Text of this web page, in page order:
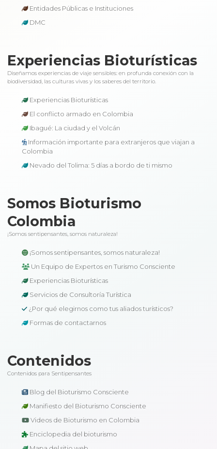
Entidades Públicas e Instituciones
DMC
Experiencias Bioturísticas
Diseñamos experiencias de viaje sensibles: en profunda conexión con la
biodiversidad, las culturas vivas y los saberes del territorio.
Experiencias Bioturísticas
El conflicto armado en Colombia
Ibagué: La ciudad y el Volcán
Información importante para extranjeros que viajan a
Colombia
Nevado del Tolima: 5 días a bordo de ti mismo
Somos Bioturismo
Colombia
¡Somos sentipensantes, somos naturaleza!
¡Somos sentipensantes, somos naturaleza!
Un Equipo de Expertos en Turismo Consciente
Experiencias Bioturísticas
Servicios de Consultoría Turística
¿Por qué elegirnos como tus aliados turísticos?
Formas de contactarnos
Contenidos
Contenidos para Sentipensantes
Blog del Bioturismo Consciente
Manifiesto del Bioturismo Consciente
Videos de Bioturismo en Colombia
Enciclopedia del bioturismo